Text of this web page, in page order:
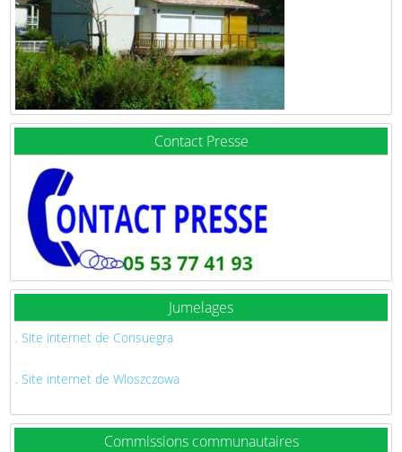
Contact Presse
Jumelages
. Site internet de Consuegra
. Site internet de Wloszczowa
Commissions communautaires